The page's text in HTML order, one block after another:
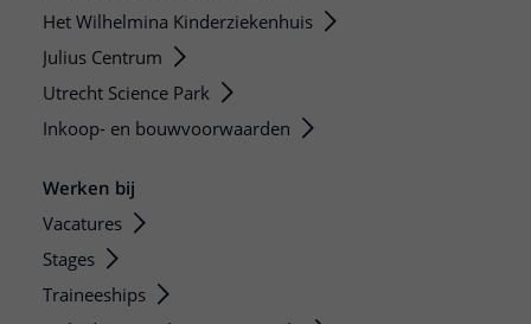
Het Wilhelmina Kinderziekenhuis
Julius Centrum
Utrecht Science Park
Inkoop- en bouwvoorwaarden
Werken bij
Vacatures
Stages
Traineeships